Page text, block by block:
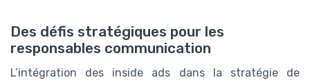
Des défis stratégiques pour les
responsables communication
L’intégration des inside ads dans la stratégie de